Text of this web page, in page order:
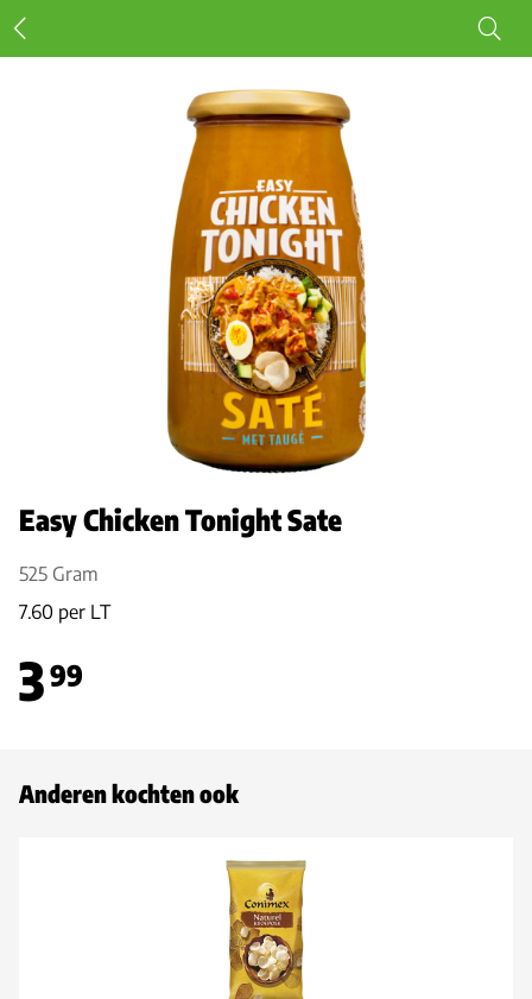
Easy Chicken Tonight Sate
525 Gram
7.60 per LT
399
Anderen kochten ook